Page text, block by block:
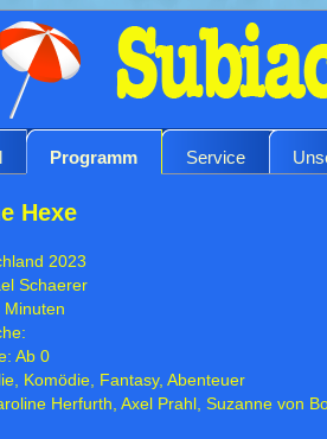
Programm Service
Hexe
2023
Schaerer
Minuten
Ab 0
Komödie, Fantasy, Abenteuer
Herfurth, Axel Prahl, Suzanne von